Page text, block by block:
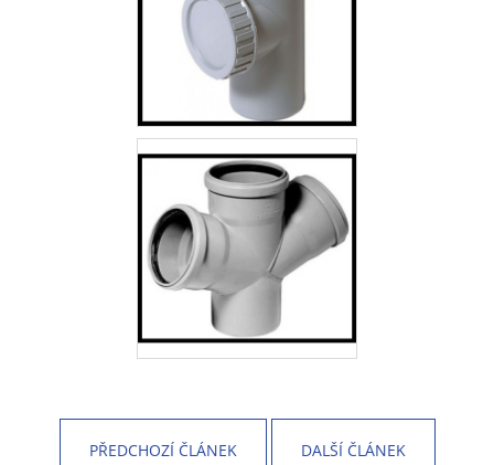
PŘEDCHOZÍ ČLÁNEK DALŠÍ ČLÁNEK